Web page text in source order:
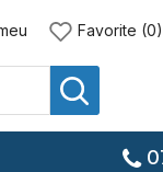
Favorite (0)